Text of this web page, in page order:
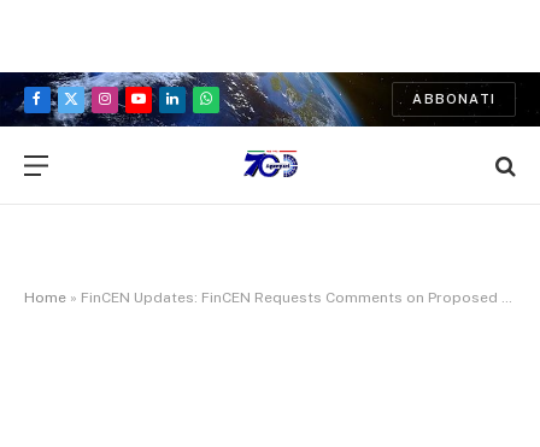
Facebook
X
Instagram
YouTubeLinkedInWhatsApp
ABBONATI
Home » FinCEN Updates: FinCEN Requests Comments on Proposed Application that Individuals Will Use to Obtain a FinCEN Identifier in Connection with Beneficial Ownership Information Reporting Requirements